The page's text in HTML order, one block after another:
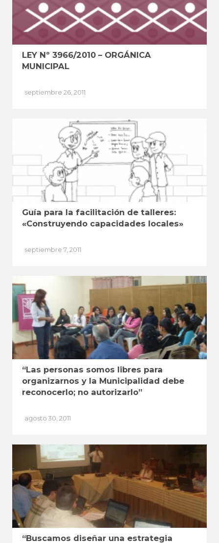
LEY Nº 3966/2010 – ORGÁNICA
MUNICIPAL
septiembre 26, 2011
Guía para la facilitación de talleres:
«Construyendo capacidades locales»
septiembre 7, 2011
“Las personas somos libres para
organizarnos y la Municipalidad debe
reconocerlo; no autorizarlo”
agosto 30, 2011
“Buscamos diseñar una estrategia